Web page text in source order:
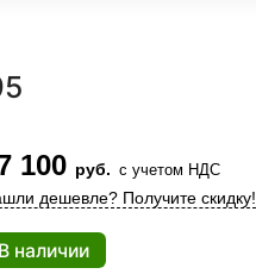
100 руб. с учетом НДС
дешевле? Получите скидку!
В наличии